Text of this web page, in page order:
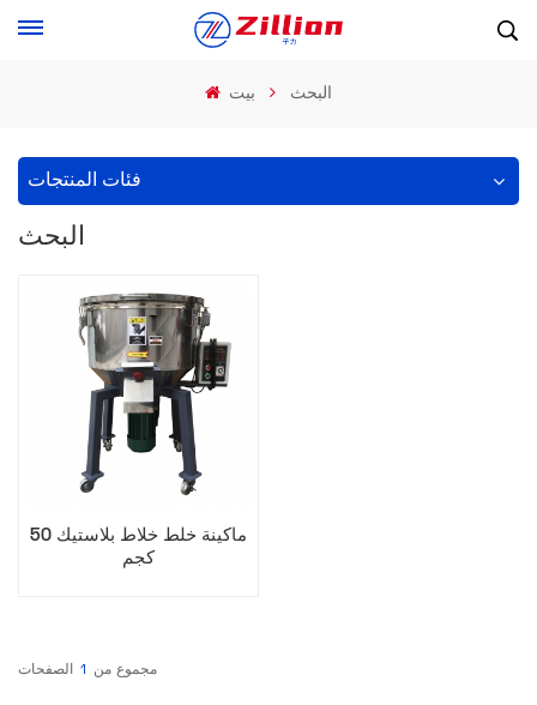
بيت البحث
فئات المنتجات
البحث
ماكينة خلط خلاط بلاستيك 50
كجم
مجموع من 1 الصفحات